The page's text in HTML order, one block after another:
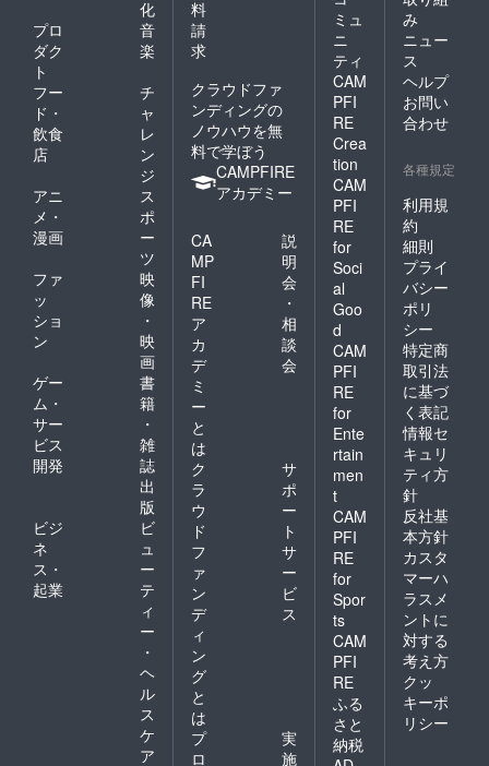
化
プロ
ダク
ト
音
楽
フー
ド・
飲食
店
チ
ャ
レ
ン
ジ
アニ
メ・
漫画
ス
ポ
ー
ツ
ファ
ッ
ショ
ン
映
像
・
映
画
ゲー
ム・
サー
ビス
開発
書
籍
・
雑
誌
出
版
ビジ
ネ
ス・
起業
ビ
ュ
ー
テ
ィ
ー
・
ヘ
ル
ス
ケ
ア
料
請
求
クラウドファ
ンディングの
ノウハウを無
料で学ぼう
CAMPFIRE
アカデミー
CA
MP
FI
RE
ア
カ
デ
ミ
ー
と
は
説
明
会
・
相
談
会
ク
ラ
ウ
ド
フ
ァ
ン
デ
ィ
ン
グ
と
は
サ
ポ
ー
ト
サ
ー
ビ
ス
プ
ロ
実
施
ミュ
ニ
ティ
CAM
PFI
RE
Crea
tion
CAM
PFI
RE
for
Soci
al
Goo
d
CAM
PFI
RE
for
Ente
rtain
men
t
CAM
PFI
RE
for
Spor
ts
CAM
PFI
RE
ふる
さと
納税
み
ニュー
ス
ヘルプ
お問い
合わせ
各種規定
利用規
約
細則
プライ
バシー
ポリ
シー
特定商
取引法
に基づ
く表記
情報セ
キュリ
ティ方
針
反社基
本方針
カスタ
マーハ
ラスメ
ントに
対する
考え方
クッ
キーポ
リシー